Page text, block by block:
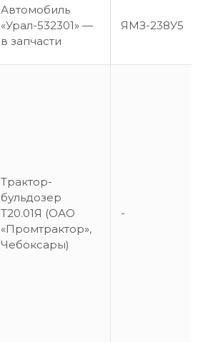
Автомобиль
«Урал-532301» —
в запчасти
ЯМЗ-238У5
Трактор-
бульдозер
Т20.01Я (ОАО
«Промтрактор»,
Чебоксары)
-